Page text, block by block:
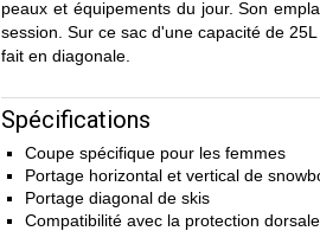
peaux et équipements du jour. Son
session. Sur ce sac d'une capacité de
fait en diagonale.
Spécifications
Coupe spécifique pour les femmes
Portage horizontal et vertical de
Portage diagonal de skis
Compatibilité avec la protection